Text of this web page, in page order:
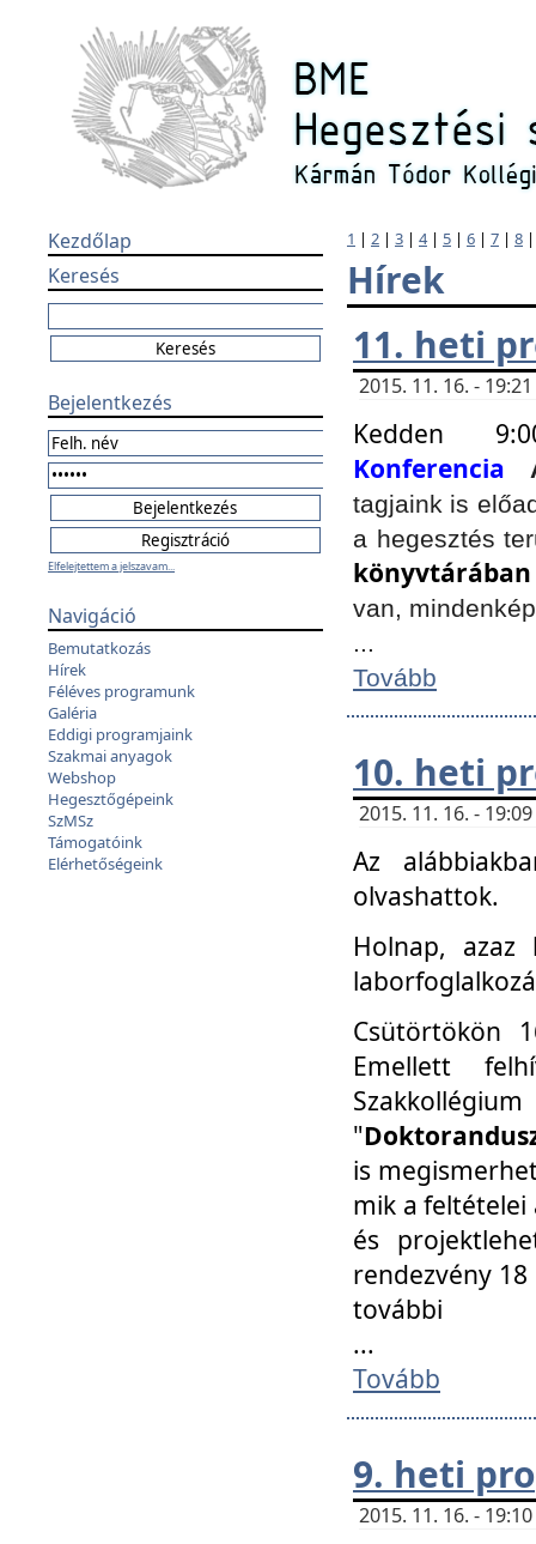
Kezdőlap
Keresés
Bejelentkezés
Elfelejtettem a jelszavam...
Navigáció
Bemutatkozás
Hírek
Féléves programunk
Galéria
Eddigi programjaink
Szakmai anyagok
Webshop
Hegesztőgépeink
SzMSz
Támogatóink
Elérhetőségeink
1 | 2 | 3 | 4| 5 | 6 | 7 | 8
Hírek
11. heti
2015. 11. 16. -
Kedden
Konferencia
tagjaink is
a hegesztés
könyvtárában
van,
...
Tovább
10. heti
2015. 11. 16. -
Az
olvashattok.
Holnap, azaz
Csütörtökön
Emellett
"
is
mik a feltételei
és
rendezvény
további
...
Tovább
9. heti
2015. 11. 16. -